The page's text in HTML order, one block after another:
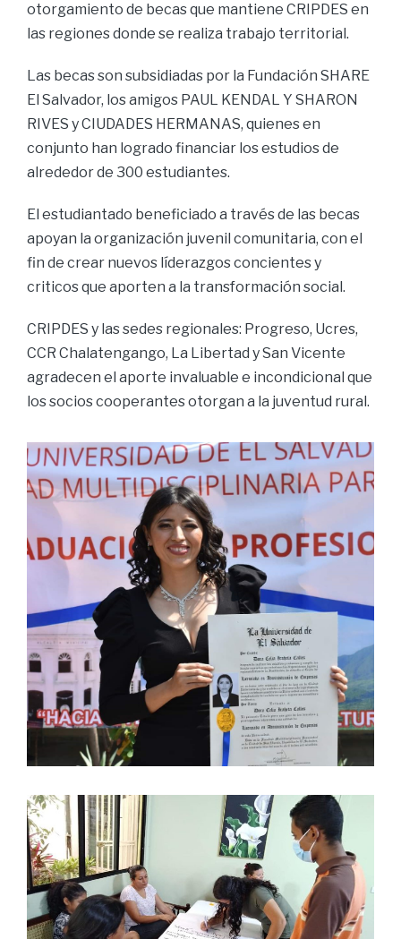
otorgamiento de becas que mantiene CRIPDES en
las regiones donde se realiza trabajo territorial.
Las becas son subsidiadas por la Fundación SHARE
El Salvador, los amigos PAUL KENDAL Y SHARON
RIVES y CIUDADES HERMANAS, quienes en
conjunto han logrado financiar los estudios de
alrededor de 300 estudiantes.
El estudiantado beneficiado a través de las becas
apoyan la organización juvenil comunitaria, con el
fin de crear nuevos líderazgos concientes y
criticos que aporten a la transformación social.
CRIPDES y las sedes regionales: Progreso, Ucres,
CCR Chalatengango, La Libertad y San Vicente
agradecen el aporte invaluable e incondicional que
los socios cooperantes otorgan a la juventud rural.